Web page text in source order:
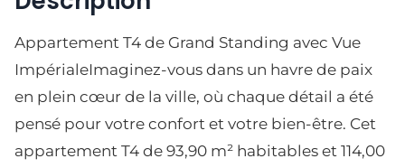
Appartement T4 de Grand Standing avec Vue
ImpérialeImaginez-vous dans un havre de paix
en plein cœur de la ville, où chaque détail a été
pensé pour votre confort et votre bien-être. Cet
appartement T4 de 93,90 m² habitables et 114,00